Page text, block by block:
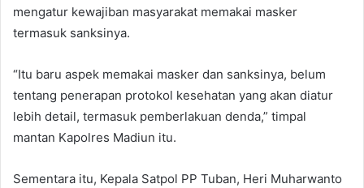
mengatur kewajiban masyarakat memakai masker
termasuk sanksinya.
“Itu baru aspek memakai masker dan sanksinya, belum
tentang penerapan protokol kesehatan yang akan diatur
lebih detail, termasuk pemberlakuan denda,” timpal
mantan Kapolres Madiun itu.
Sementara itu, Kepala Satpol PP Tuban, Heri Muharwanto